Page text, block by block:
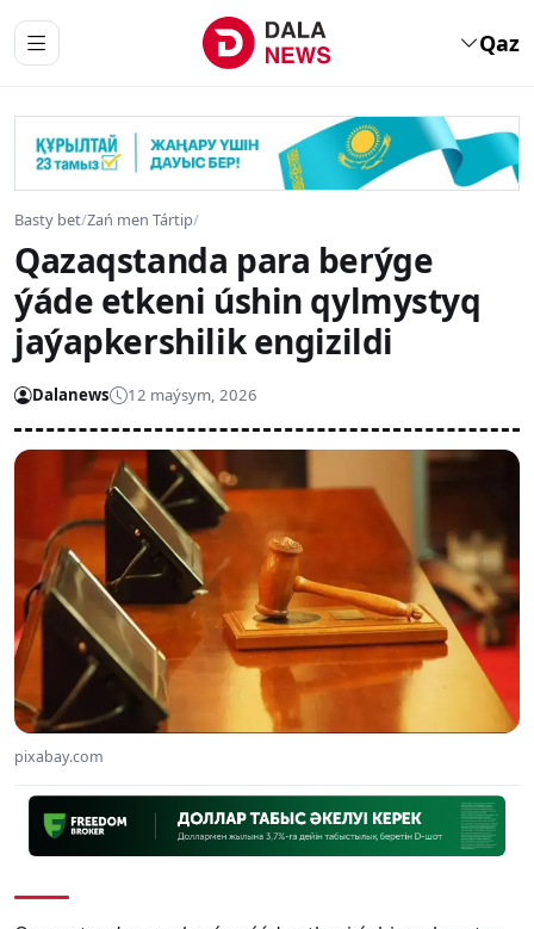
Qaz
Basty bet/Zań men Tártip/
Qazaqstanda para berýge
ýáde etkeni úshin qylmystyq
jaýapkershilik engizildi
Dalanews 12 maýsym, 2026
pixabay.com